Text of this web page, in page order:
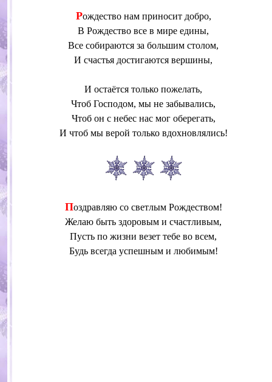
Рождество нам приносит добро,
В Рождество все в мире едины,
Все собираются за большим столом,
И счастья достигаются вершины,
И остаётся только пожелать,
Чтоб Господом, мы не забывались,
Чтоб он с небес нас мог оберегать,
И чтоб мы верой только вдохновлялись!
Поздравляю со светлым Рождеством!
Желаю быть здоровым и счастливым,
Пусть по жизни везет тебе во всем,
Будь всегда успешным и любимым!